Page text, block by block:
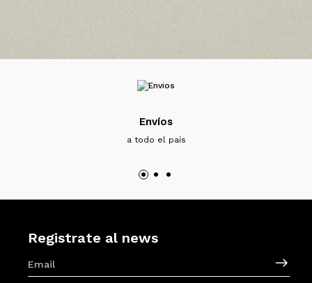
Envíos
a todo el país
Registrate al news